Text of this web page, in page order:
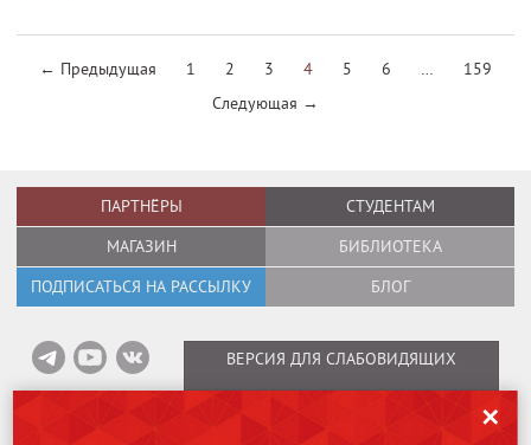
← Предыдущая 1 2 3 4 5 6 …
159
Следующая →
ПАРТНЁРЫ
СТУДЕНТАМ
МАГАЗИН
БИБЛИОТЕКА
ПОДПИСАТЬСЯ НА РАССЫЛКУ
БЛОГ
ВЕРСИЯ ДЛЯ СЛАБОВИДЯЩИХ
Информация об оплате вебинаров Карта сайта
Политика в отношении
обработки персональных данных
✕